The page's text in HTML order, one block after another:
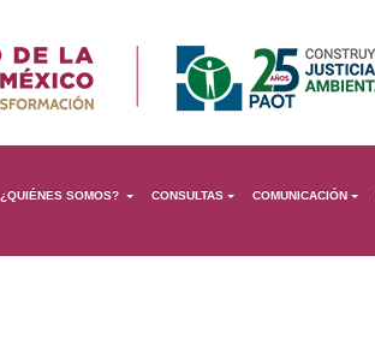
¿QUIÉNES SOMOS? CONSULTAS COMUNICACIÓN